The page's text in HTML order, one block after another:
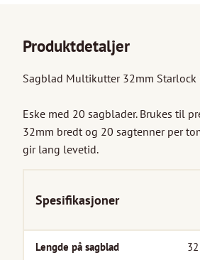
Produktdetaljer
Sagblad Multikutter 32mm Starlock
Eske med 20 sagblader. Brukes til
32mm bredt og 20 sagtenner per
gir lang levetid.
Spesifikasjoner
Lengde på sagblad 32